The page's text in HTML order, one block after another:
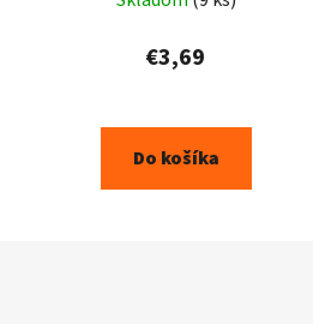
€3,69
Do košíka